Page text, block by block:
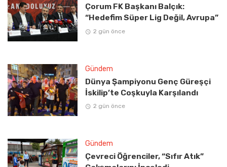
Çorum FK Başkanı Balçık:
“Hedefim Süper Lig Değil, Avrupa”
2 gün önce
Gündem
Dünya Şampiyonu Genç Güreşçi
İskilip’te Coşkuyla Karşılandı
2 gün önce
Gündem
Çevreci Öğrenciler, “Sıfır Atık”